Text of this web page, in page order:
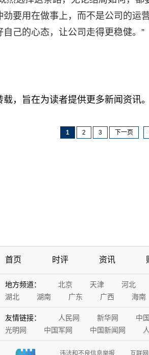
要用在做事上，而不是公司的运
己的心态，让公司走得更稳健。”
，旨在为读者提供更多新闻资讯
1 2 3 下一页
首页 时评 资讯
地方频道： 北京 天津 河北
湖北
湖南 广东 广西 海南
友情链接： 人民网 新华网 中
光明网
中国军网 中国新闻网
违法和不良信息举报 互联